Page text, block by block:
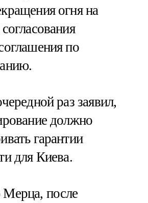
огня на
по
раз заявил,
должно
гарантии
для Киева.
после